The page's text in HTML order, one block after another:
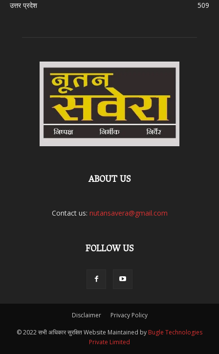
उत्तर प्रदेश
509
ABOUT US
Contact us: nutansavera@gmail.com
FOLLOW US
Disclaimer Privacy Policy
© 2022 सभी अधिकार सुरक्षित Website Maintained by Bugle Technologies
Private Limited